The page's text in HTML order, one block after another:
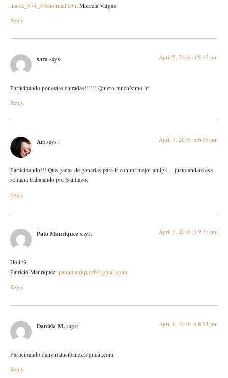
marce_874_3@hotmail.com Marcela Vargas
Reply
sara says: April 5, 2016 at 5:13 pm
Participando por estas entradas!!!!!! Quiero muchísimo ir!
Reply
Ari says: April 5, 2016 at 6:55 pm
Participando!!! Que ganas de ganarlas para ir con mi mejor amiga… justo andaré esa
semana trabajando por Santiago..
Reply
Pato Manriquez says: April 5, 2016 at 9:17 pm
Holi :3
Patricio Manríquez, patomanriquezb@gmail.com
Reply
Daniela M. says: April 6, 2016 at 8:54 pm
Participando danymatusibanez@gmail,com
Reply